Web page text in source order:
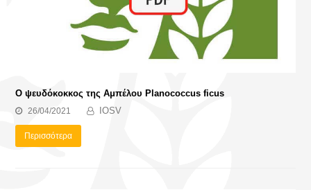
Ο ψευδόκοκκος της Αμπέλου Planococcus ficus
26/04/2021 IOSV
Περισσότερα